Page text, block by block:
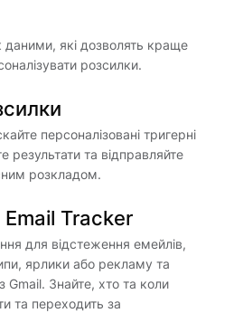
які дозволять краще
розсилки.
персоналізовані тригерні
результати та відправляйте
розкладом.
Tracker
для відстеження емейлів,
ярлики або рекламу та
Gmail. Знайте, хто та коли
та переходить за